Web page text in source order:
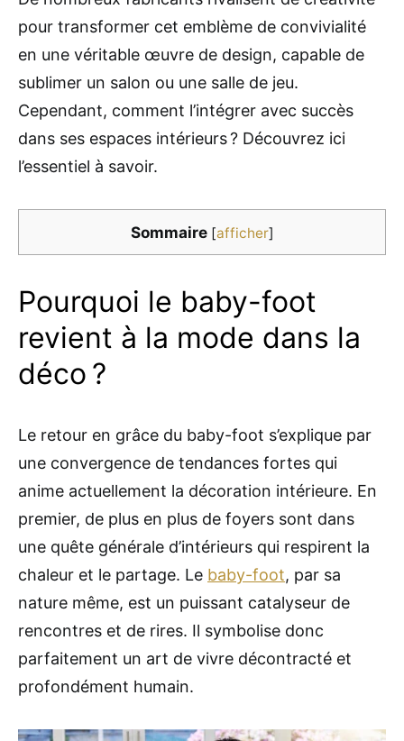
pour transformer cet emblème de convivialité
en une véritable œuvre de design, capable de
sublimer un salon ou une salle de jeu.
Cependant, comment l’intégrer avec succès
dans ses espaces intérieurs ? Découvrez ici
l’essentiel à savoir.
Sommaire [afficher]
Pourquoi le baby-foot
revient à la mode dans la
déco ?
Le retour en grâce du baby-foot s’explique par
une convergence de tendances fortes qui
anime actuellement la décoration intérieure. En
premier, de plus en plus de foyers sont dans
une quête générale d’intérieurs qui respirent la
chaleur et le partage. Le baby-foot, par sa
nature même, est un puissant catalyseur de
rencontres et de rires. Il symbolise donc
parfaitement un art de vivre décontracté et
profondément humain.